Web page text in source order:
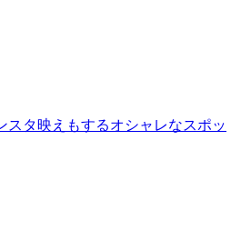
スタ映えもするオシャレなスポッ